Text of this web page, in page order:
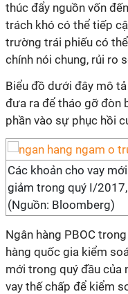
thúc đẩy nguồn vốn
trách khó có thể tiếp
trường trái phiếu có
chính nói chung, rủi ro
Biểu đồ dưới đây mô
đưa ra để tháo gỡ đòn
phần vào sự phục hồi
Các khoản cho vay
giảm trong quý I/
(Nguồn: Bloomberg)
Ngân hàng PBOC
hàng quốc gia kiểm
mới trong quý đầu của
vay thế chấp để kiểm